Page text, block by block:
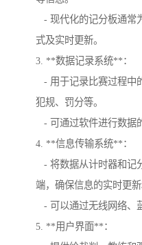
- 现代化的记分板通常
式及实时更新。
3. **数据记录系统**：
- 用于记录比赛过程中
犯规、罚分等。
- 可通过软件进行数据
4. **信息传输系统**：
- 将数据从计时器和记
端，确保信息的实时更新
- 可以通过无线网络、
5. **用户界面**：